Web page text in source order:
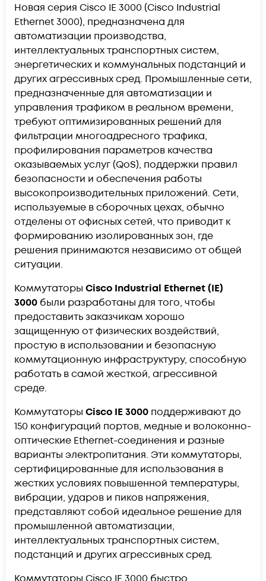
Новая серия Cisco IE 3000 (Cisco Industrial
Ethernet 3000), предназначена для
автоматизации производства,
интеллектуальных транспортных систем,
энергетических и коммунальных подстанций и
других агрессивных сред. Промышленные сети,
предназначенные для автоматизации и
управления трафиком в реальном времени,
требуют оптимизированных решений для
фильтрации многоадресного трафика,
профилирования параметров качества
оказываемых услуг (QoS), поддержки правил
безопасности и обеспечения работы
высокопроизводительных приложений. Сети,
используемые в сборочных цехах, обычно
отделены от офисных сетей, что приводит к
формированию изолированных зон, где
решения принимаются независимо от общей
ситуации.
Коммутаторы Cisco Industrial Ethernet (IE)
3000 были разработаны для того, чтобы
предоставить заказчикам хорошо
защищенную от физических воздействий,
простую в использовании и безопасную
коммутационную инфраструктуру, способную
работать в самой жесткой, агрессивной
среде.
Коммутаторы Cisco IE 3000 поддерживают до
150 конфигураций портов, медные и волоконно-
оптические Ethernet-соединения и разные
варианты электропитания. Эти коммутаторы,
сертифицированные для использования в
жестких условиях повышенной температуры,
вибрации, ударов и пиков напряжения,
представляют собой идеальное решение для
промышленной автоматизации,
интеллектуальных транспортных систем,
подстанций и других агрессивных сред.